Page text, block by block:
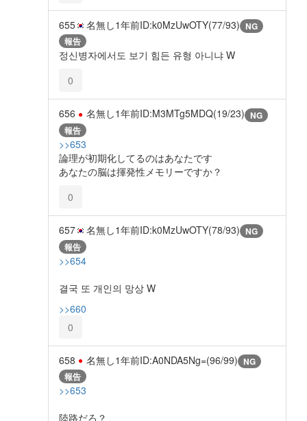
655 名無し1年前ID:k0MzUwOTY(77/93) NG
報告
정신병자에서도 보기 힘든 유형 아니냐 W
0
656 名無し1年前ID:M3MTg5MDQ(19/23) NG
報告
>>653
論理が初期化してるのはあなたです
あなたの脳は揮発性メモリーですか？
0
657 名無し1年前ID:k0MzUwOTY(78/93) NG
報告
>>654
결국 또 개인의 망상 W
>>660
0
658 名無し1年前ID:A0NDA5Ng=(96/99) NG
報告
>>653
陸路だろ？